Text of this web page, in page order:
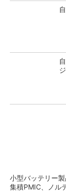
小型バッテリー
集積PMIC、ノル